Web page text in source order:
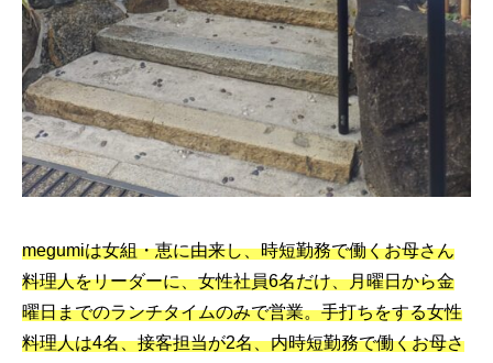
megumiは女組・恵に由来し、時短勤務で働くお母さん
料理人をリーダーに、女性社員6名だけ、月曜日から金
曜日までのランチタイムのみで営業。手打ちをする女性
料理人は4名、接客担当が2名、内時短勤務で働くお母さ